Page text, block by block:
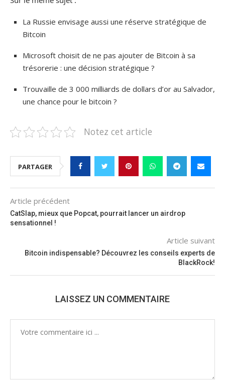
La Russie envisage aussi une réserve stratégique de
Bitcoin
Microsoft choisit de ne pas ajouter de Bitcoin à sa
trésorerie : une décision stratégique ?
Trouvaille de 3 000 milliards de dollars d’or au Salvador,
une chance pour le bitcoin ?
Notez cet article
PARTAGER
Article précédent
CatSlap, mieux que Popcat, pourrait lancer un airdrop
sensationnel !
Article suivant
Bitcoin indispensable? Découvrez les conseils experts de
BlackRock!
LAISSEZ UN COMMENTAIRE